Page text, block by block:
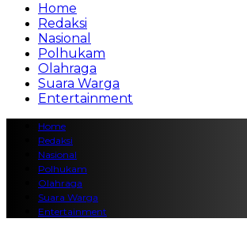
Home
Redaksi
Nasional
Polhukam
Olahraga
Suara Warga
Entertainment
Home
Redaksi
Nasional
Polhukam
Olahraga
Suara Warga
Entertainment